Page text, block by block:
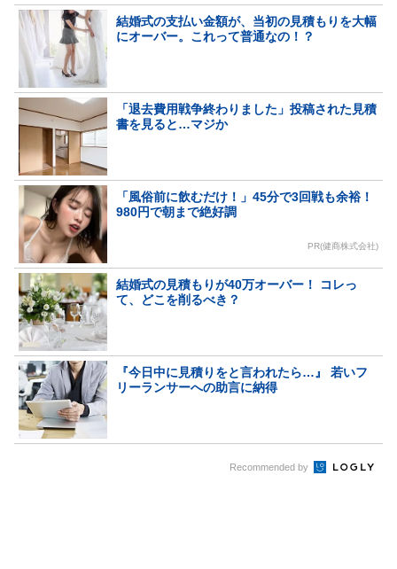
結婚式の支払い金額が、当初の見積もりを大幅
にオーバー。これって普通なの！？
「退去費用戦争終わりました」投稿された見積
書を見ると…マジか
「風俗前に飲むだけ！」45分で3回戦も余裕！
980円で朝まで絶好調
PR(健商株式会社)
結婚式の見積もりが40万オーバー！ コレっ
て、どこを削るべき？
『今日中に見積りをと言われたら…』 若いフ
リーランサーへの助言に納得
Recommended by